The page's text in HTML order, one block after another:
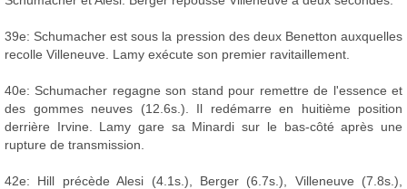
39e: Schumacher est sous la pression des deux Benetton auxquelles
recolle Villeneuve. Lamy exécute son premier ravitaillement.
40e: Schumacher regagne son stand pour remettre de l'essence et
des gommes neuves (12.6s.). Il redémarre en huitième position
derrière Irvine. Lamy gare sa Minardi sur le bas-côté après une
rupture de transmission.
42e: Hill précède Alesi (4.1s.), Berger (6.7s.), Villeneuve (7.8s.),